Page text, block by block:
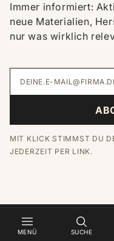
MENÜ SUCHE
Immer informiert:
neue Materialien,
nur was wirklich
MIT KLICK STIMMST DU
JEDERZEIT PER LINK.